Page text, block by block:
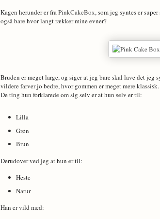
Kagen herunder er fraPinkCakeBox, som jeg syntes er
også bare hvor langt rækker mine evner?
Bruden er meget large, og siger at jeg bare skal lave det jeg
vildere farver jo bedre, hvor gommen er meget mere klassisk.
De ting hun forklarede om sig selv er at hun selv er til:
Lilla
Grøn
Brun
Derudover ved jeg at hun er til:
Heste
Natur
Han er vild med: